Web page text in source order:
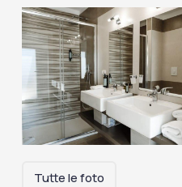
Tutte le foto